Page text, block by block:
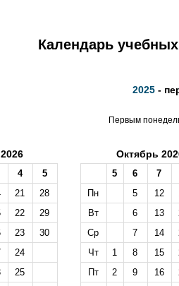
Календарь
2025 -
Первым
4
5
21
28
22
29
23
30
24
25
Октябрь
5 6
7
Пн
5 12
Вт
6 13
Ср
7 14
Чт
1 8 15
Пт
2 9 16